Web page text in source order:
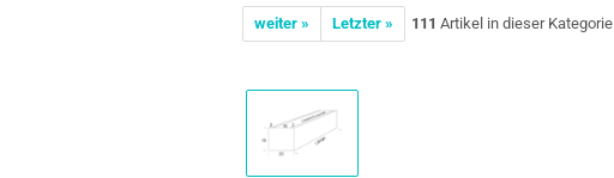
weiter » Letzter » 111 Artikel in dieser Kategorie